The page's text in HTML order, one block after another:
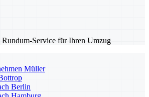
Service für Ihren Umzug
Müller
Berlin